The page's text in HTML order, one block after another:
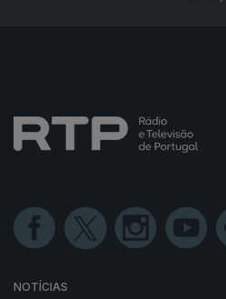
NOTÍCIAS